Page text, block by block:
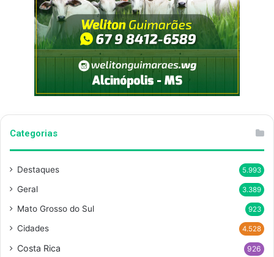
Categorias
Destaques 5.993
Geral 3.389
Mato Grosso do Sul 923
Cidades 4.528
Costa Rica 926